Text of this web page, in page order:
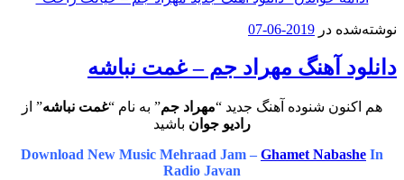
در 2019-06-07
آهنگ مهراد جم – غمت نباشه
شنوده آهنگ جدید “مهراد جم” به نام “غمت نباشه” از
رادیو جوان باشید
Download New Music Mehraad Jam –Ghamet
Radio Javan